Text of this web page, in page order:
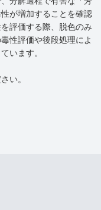
が増加することを確認
評価する際、脱色のみ
性評価や後段処理によ
います。
い。